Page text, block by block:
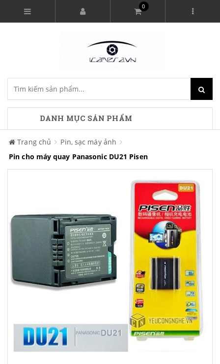
0
DANH MỤC SẢN PHẨM
Trang chủ
Pin, sạc máy ảnh
Pin cho máy quay Panasonic DU21 Pisen